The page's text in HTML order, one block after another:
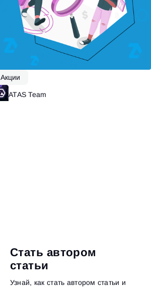
Акции
ATAS Team
Стать автором
статьи
Узнай, как стать автором статьи и